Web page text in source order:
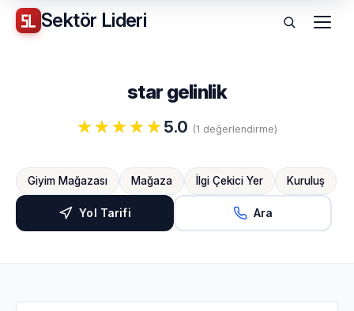
Sektör Lideri Menü
star gelinlik
5.0 (1 değerlendirme)
Giyim Mağazası Mağaza İlgi Çekici Yer Kuruluş
Yol Tarifi Ara